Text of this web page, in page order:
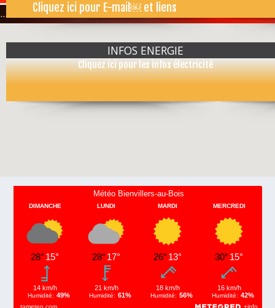
Cliquez ici pour E-mail￼ et liens
INFOS ENERGIE
Cliquez ici pour les infos électricité
...